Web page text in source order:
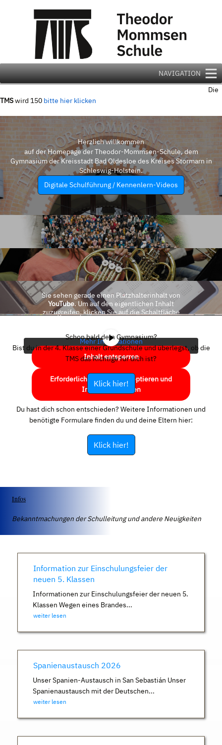
NAVIGATION
Die
TMSwird 150 bitte hier klicken
Herzlich willkommen
auf der Homepage der Theodor-Mommsen-Schule, dem
Gymnasium der Kreisstadt Bad Oldesloe des Kreises Stormarn in
Schleswig-Holstein.
Digitale Schulführung / Kennenlern-Videos
Sie sehen gerade einen Platzhalterinhalt von
YouTube. Um auf den eigentlichen Inhalt
zuzugreifen, klicken Sie auf die Schaltfläche
Mehr Informationen
Inhalt entsperren
Erforderlichen Service akzeptieren und
Inhalte entsperren
Schon bald dein Gymnasium?
Bist du in der 4. Klasse einer Grundschule und überlegst, ob die
TMS das Richtige für dich ist?
Klick hier!
Du hast dich schon entschieden? Weitere Informationen und
benötigte Formulare finden du und deine Eltern hier:
Klick hier!
Infos
Bekanntmachungen der Schulleitung und andere Neuigkeiten
Information zur Einschulungsfeier der
neuen 5. Klassen
Informationen zur Einschulungsfeier der neuen 5.
Klassen Wegen eines Brandes...
weiter lesen
Spanienaustausch 2026
Unser Spanien-Austausch in San Sebastián Unser
Spanienaustausch mit der Deutschen...
weiter lesen